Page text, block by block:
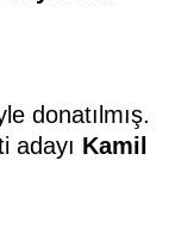
donatılmış.
adayı Kamil